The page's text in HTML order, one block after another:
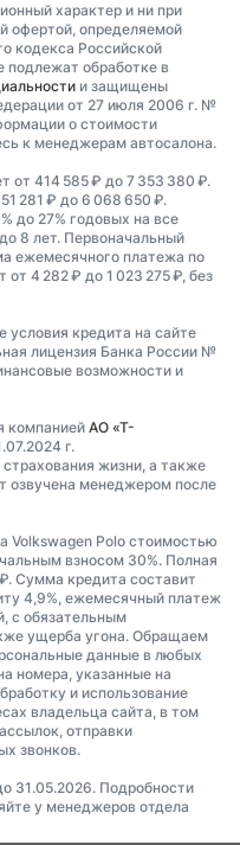
характер и ни при
офертой, определяемой
кодекса Российской
подлежат обработке в
и защищены
от 27 июля 2006 г. №
о стоимости
к менеджерам автосалона.
от 414 585 ₽ до 7 353 380 ₽.
281 ₽ до 6 068 650 ₽.
до 27% годовых на все
8 лет. Первоначальный
ежемесячного платежа по
от 4 282 ₽ до 1 023 275 ₽, без
условия кредита на сайте
лицензия Банка России №
возможности и
компанией АО «Т-
г.
жизни, а также
озвучена менеджером после
Volkswagen Polo стоимостью
взносом 30%. Полная
Сумма кредита составит
4,9%, ежемесячный платеж
с обязательным
ущерба угона. Обращаем
данные в любых
номера, указанные на
и использование
владельца сайта, в том
отправки
звонков.
31.05.2026. Подробности
у менеджеров отдела